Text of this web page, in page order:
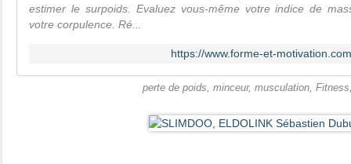
estimer le surpoids. Evaluez vous-même votre indice de
votre corpulence. Ré...
https://www.forme-et-
perte de poids, minceur, musculation,